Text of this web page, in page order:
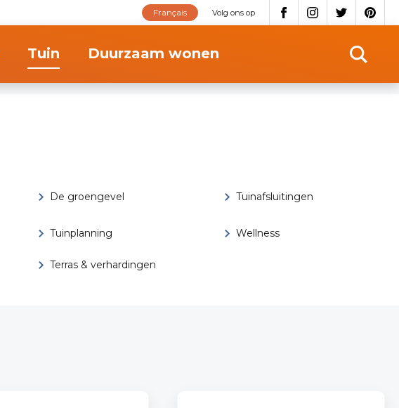
Volg ons op
Français
Tuin Duurzaam wonen
De groengevel Tuinafsluitingen
Tuinplanning Wellness
Terras & verhardingen